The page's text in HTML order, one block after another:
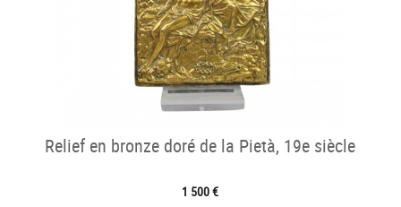
Relief en bronze doré de la Pietà, 19e siècle
1 500 €